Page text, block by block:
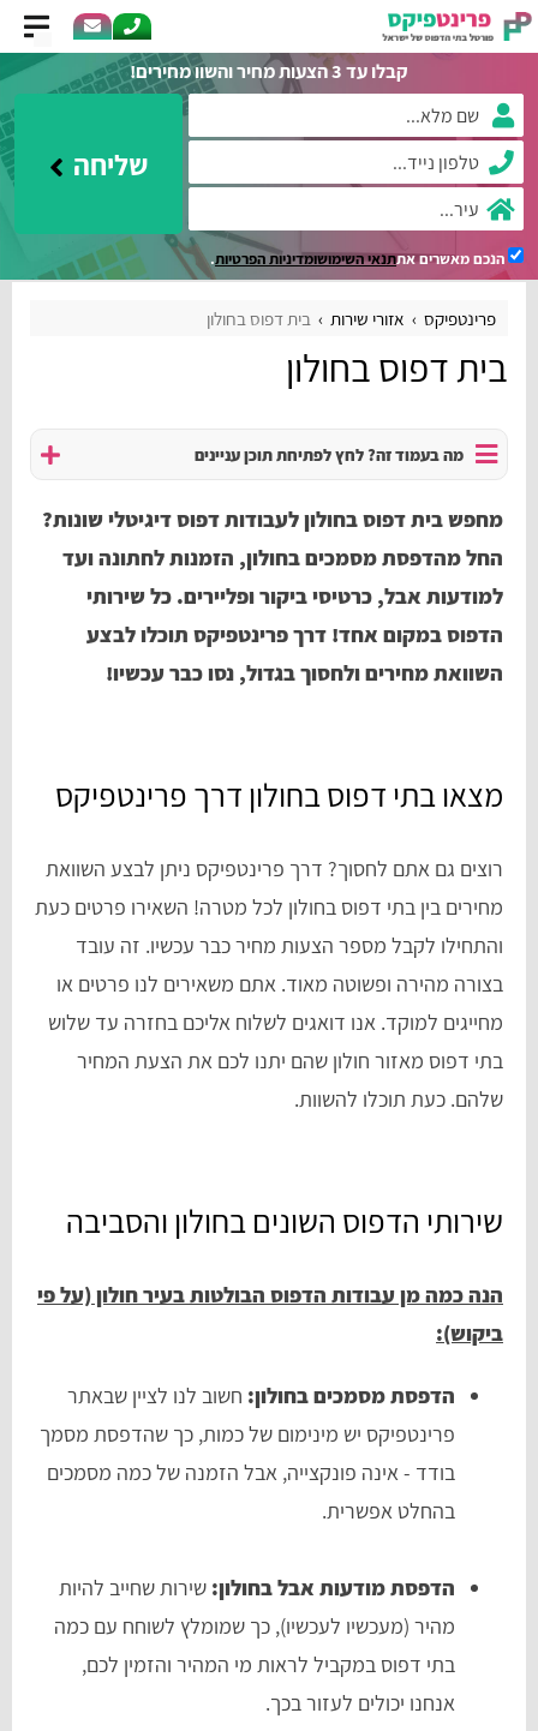
קבלו עד 3 הצעות מחיר והשוו מחירים!
שליחה
הנכם מאשרים אתתנאי השימושומדיניות הפרטיות.
פרינטפיקס אזורי שירות בית דפוס בחולון
בית דפוס בחולון
מה בעמוד זה? לחץ לפתיחת תוכן עניינים
מחפש בית דפוס בחולון לעבודות דפוס דיגיטלי שונות?
החל מהדפסת מסמכים בחולון, הזמנות לחתונה ועד
למודעות אבל, כרטיסי ביקור ופליירים. כל שירותי
הדפוס במקום אחד! דרך פרינטפיקס תוכלו לבצע
השוואת מחירים ולחסוך בגדול, נסו כבר עכשיו!
מצאו בתי דפוס בחולון דרך פרינטפיקס
רוצים גם אתם לחסוך? דרך פרינטפיקס ניתן לבצע השוואת
מחירים בין בתי דפוס בחולון לכל מטרה! השאירו פרטים כעת
והתחילו לקבל מספר הצעות מחיר כבר עכשיו. זה עובד
בצורה מהירה ופשוטה מאוד. אתם משאירים לנו פרטים או
מחייגים למוקד. אנו דואגים לשלוח אליכם בחזרה עד שלוש
בתי דפוס מאזור חולון שהם יתנו לכם את הצעת המחיר
שלהם. כעת תוכלו להשוות.
שירותי הדפוס השונים בחולון והסביבה
הנה כמה מן עבודות הדפוס הבולטות בעיר חולון (על פי
ביקוש):
הדפסת מסמכים בחולון: חשוב לנו לציין שבאתר
פרינטפיקס יש מינימום של כמות, כך שהדפסת מסמך
בודד - אינה פונקצייה, אבל הזמנה של כמה מסמכים
בהחלט אפשרית.
הדפסת מודעות אבל בחולון: שירות שחייב להיות
מהיר (מעכשיו לעכשיו), כך שמומלץ לשוחח עם כמה
בתי דפוס במקביל לראות מי המהיר והזמין לכם,
אנחנו יכולים לעזור בכך.